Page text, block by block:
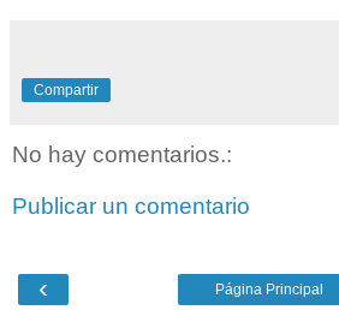
Compartir
No hay comentarios.:
Publicar un comentario
‹ Página Principal